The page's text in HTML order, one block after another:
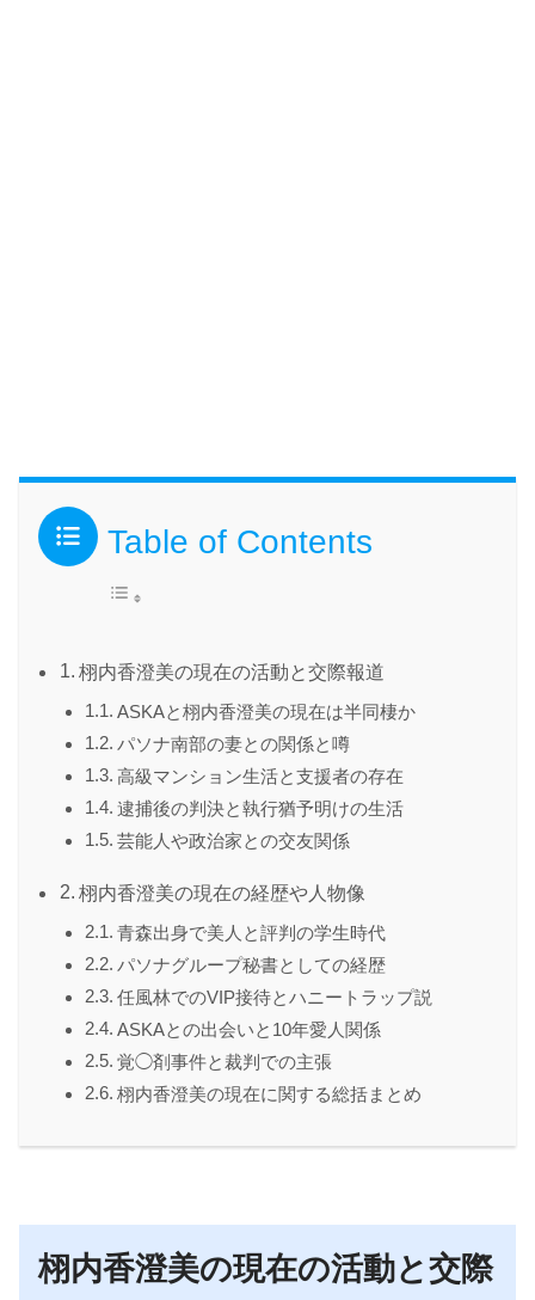
Table of Contents
栩内香澄美の現在の活動と交際報道
ASKAと栩内香澄美の現在は半同棲か
パソナ南部の妻との関係と噂
高級マンション生活と支援者の存在
逮捕後の判決と執行猶予明けの生活
芸能人や政治家との交友関係
栩内香澄美の現在の経歴や人物像
青森出身で美人と評判の学生時代
パソナグループ秘書としての経歴
任風林でのVIP接待とハニートラップ説
ASKAとの出会いと10年愛人関係
覚◯剤事件と裁判での主張
栩内香澄美の現在に関する総括まとめ
栩内香澄美の現在の活動と交際